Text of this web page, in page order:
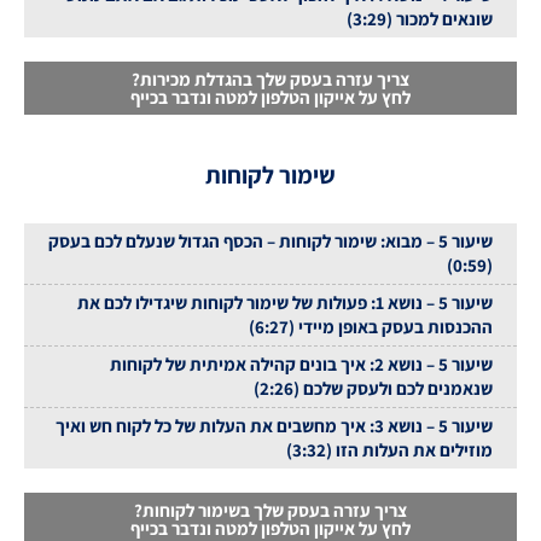
שונאים למכור (3:29)
צריך עזרה בעסק שלך בהגדלת מכירות?
לחץ על אייקון הטלפון למטה ונדבר בכייף
שימור לקוחות
שיעור 5 – מבוא: שימור לקוחות – הכסף הגדול שנעלם לכם בעסק
(0:59)
שיעור 5 – נושא 1: פעולות של שימור לקוחות שיגדילו לכם את
ההכנסות בעסק באופן מיידי (6:27)
שיעור 5 – נושא 2: איך בונים קהילה אמיתית של לקוחות
שנאמנים לכם ולעסק שלכם (2:26)
שיעור 5 – נושא 3: איך מחשבים את העלות של כל לקוח חש ואיך
מוזילים את העלות הזו (3:32)
צריך עזרה בעסק שלך בשימור לקוחות?
לחץ על אייקון הטלפון למטה ונדבר בכייף